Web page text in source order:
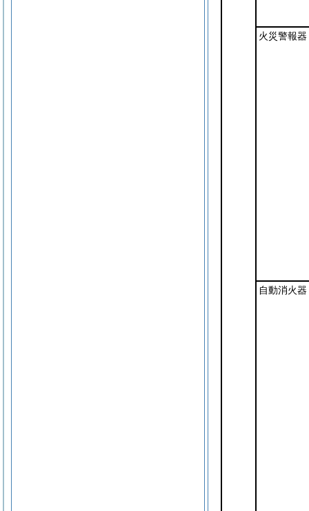
火災警報器
自動消火器